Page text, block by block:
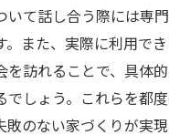
いて話し合う際には専
。また、実際に利用で
を訪れることで、具体
でしょう。これらを都
のない家づくりが実現